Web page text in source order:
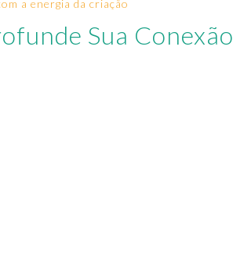
a energia da criação
Sua Conexão